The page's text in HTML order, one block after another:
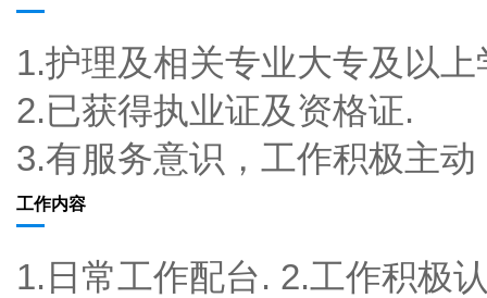
1.护理及相关专业大专及以上
2.已获得执业证及资格证.
3.有服务意识，工作积极主
工作内容
1.日常工作配台. 2.工作积极